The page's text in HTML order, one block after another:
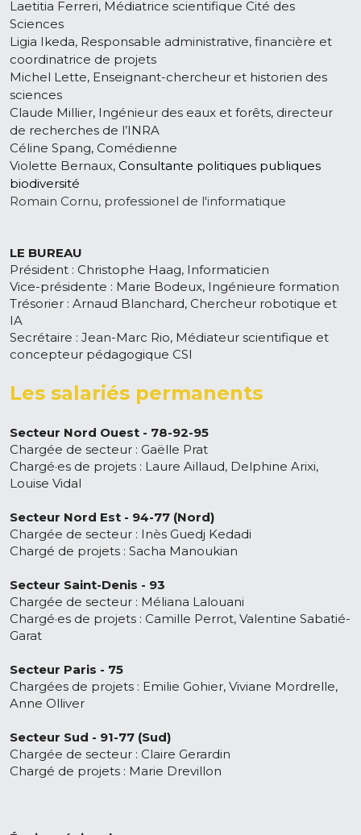
Laetitia Ferreri, Médiatrice scientifique Cité des
Sciences
Ligia Ikeda, Responsable administrative, financière et
coordinatrice de projets
Michel Lette, Enseignant-chercheur et historien des
sciences
Claude Millier, Ingénieur des eaux et forêts, directeur
de recherches de l’INRA
Céline Spang, Comédienne
Violette Bernaux, Consultante politiques publiques
biodiversité
Romain Cornu, professionel de l'informatique
LE BUREAU
Président : Christophe Haag, Informaticien
Vice-présidente : Marie Bodeux, Ingénieure formation
Trésorier : Arnaud Blanchard, Chercheur robotique et
IA
Secrétaire : Jean-Marc Rio, Médiateur scientifique et
concepteur pédagogique CSI
Les salariés permanents
Secteur Nord Ouest - 78-92-95
Chargée de secteur : Gaëlle Prat
Chargé·es de projets : Laure Aillaud, Delphine Arixi,
Louise Vidal
Secteur Nord Est - 94-77 (Nord)
Chargée de secteur : Inès Guedj Kedadi
Chargé de projets : Sacha Manoukian
Secteur Saint-Denis - 93
Chargée de secteur : Méliana Lalouani
Chargé·es de projets : Camille Perrot, Valentine Sabatié-
Garat
Secteur Paris - 75
Chargées de projets : Emilie Gohier, Viviane Mordrelle,
Anne Olliver
Secteur Sud - 91-77 (Sud)
Chargée de secteur : Claire Gerardin
Chargé de projets : Marie Drevillon